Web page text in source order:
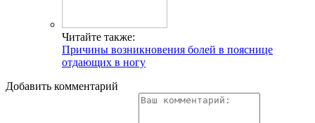
Читайте также:
Причины возникновения болей в пояснице
отдающих в ногу
Добавить комментарий